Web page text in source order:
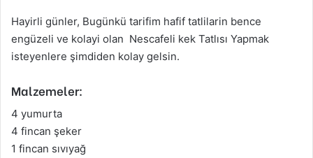
Hayirli günler, Bugünkü tarifim hafif tatlilarin bence
engüzeli ve kolayi olan Nescafeli kek Tatlısı Yapmak
isteyenlere şimdiden kolay gelsin.
Malzemeler:
4 yumurta
4 fincan şeker
1 fincan sıvıyağ